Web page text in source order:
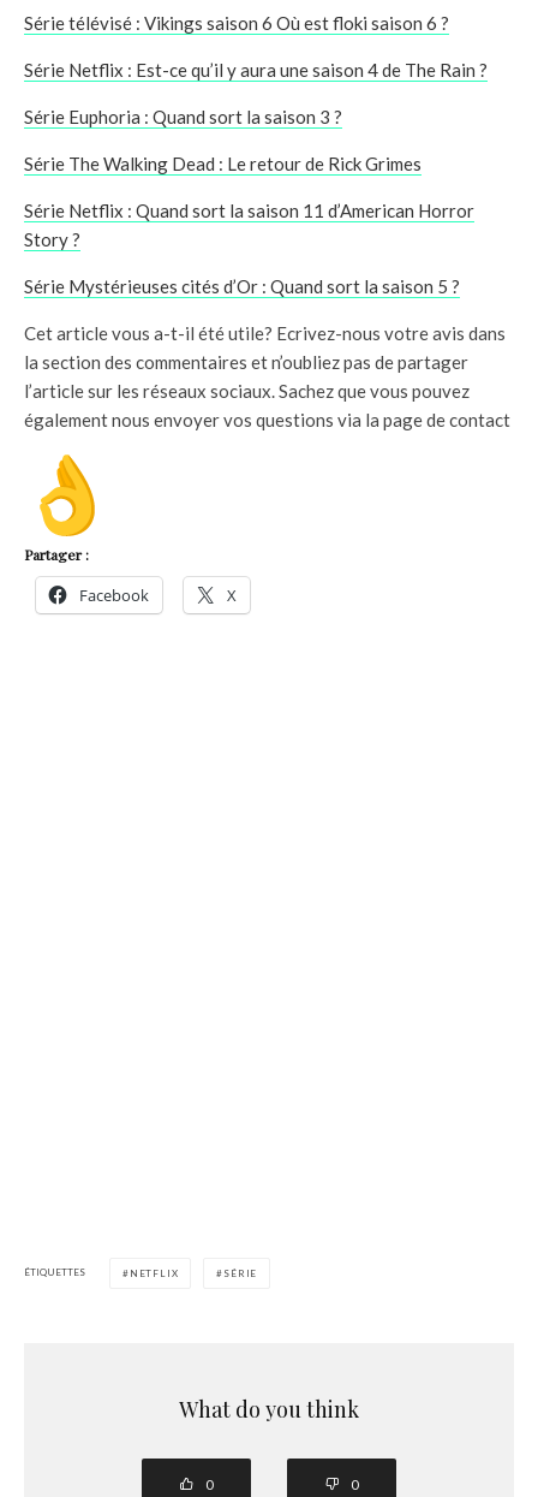
Série télévisé : Vikings saison 6 Où est floki saison 6 ?
Série Netflix : Est-ce qu’il y aura une saison 4 de The Rain ?
Série Euphoria : Quand sort la saison 3 ?
Série The Walking Dead : Le retour de Rick Grimes
Série Netflix : Quand sort la saison 11 d’American Horror
Story ?
Série Mystérieuses cités d’Or : Quand sort la saison 5 ?
Cet article vous a-t-il été utile? Ecrivez-nous votre avis dans
la section des commentaires et n’oubliez pas de partager
l’article sur les réseaux sociaux. Sachez que vous pouvez
également nous envoyer vos questions via la page de contact
Partager :
Facebook X
ÉTIQUETTES NETFLIX SÉRIE
What do you think
0 0